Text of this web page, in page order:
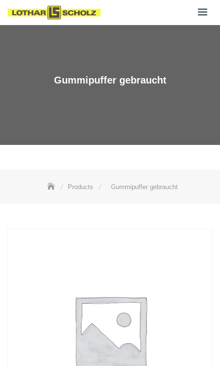
Gummipuffer gebraucht
Products Gummipuffer gebraucht